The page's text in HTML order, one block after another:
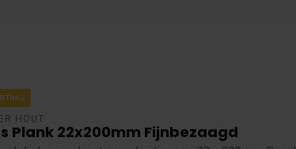
HOUT
Plank 22x200mm Fijnbezaagd